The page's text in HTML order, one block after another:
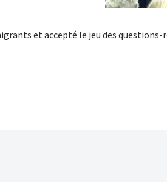
et accepté le jeu des